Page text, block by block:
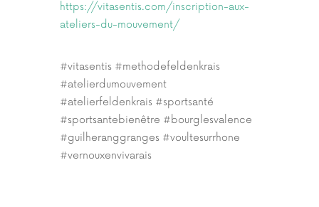
https://vitasentis.com/inscription-aux-
ateliers-du-mouvement/
#vitasentis #methodefeldenkrais
#atelierdumouvement
#atelierfeldenkrais #sportsanté
#sportsantebienêtre #bourglesvalence
#guilheranggranges #voultesurrhone
#vernouxenvivarais